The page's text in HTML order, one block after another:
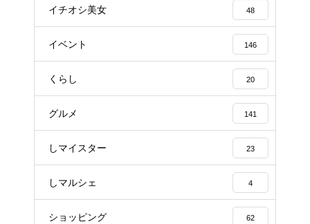
イチオシ美女 48
イベント 146
くらし 20
グルメ 141
しマイスター 23
しマルシェ 4
ショッピング 62